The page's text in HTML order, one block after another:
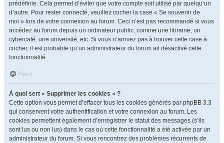
prédéfinie. Cela permet d’éviter que votre compte soit utilisé par quelqu’un
d’autre. Pour rester connecté, veuillez cocher la case « Se souvenir de
moi » lors de votre connexion au forum. Ceci n’est pas recommandé si vous
accédez au forum depuis un ordinateur public, comme une librairie, un
cybercafé, une université, etc. Si vous n’arrivez pas à trouver cette case à
cocher, il est probable qu’un administrateur du forum ait désactivé cette
fonctionnalité.
Haut
À quoi sert « Supprimer les cookies » ?
Cette option vous permet d’effacer tous les cookies générés par phpBB 3.3
qui conservent votre authentification et votre connexion au forum. Les
cookies permettent également d’enregistrer le statut des messages (s’ils
sont lus ou non lus) dans le cas où cette fonctionnalité a été activée par un
administrateur du forum. Si vous rencontrez des problèmes récurrents de